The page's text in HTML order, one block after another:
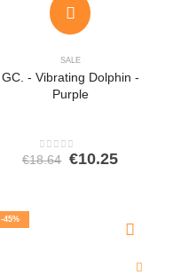
SALE
GC. - Vibrating Dolphin -
Purple
0out of 5
€18.64 €10.25
-45%